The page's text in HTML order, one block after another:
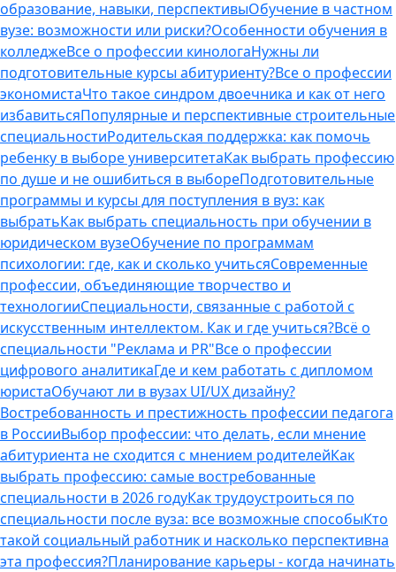
образование, навыки, перспективыОбучение в частном
вузе: возможности или риски?Особенности обучения в
колледжеВсе о профессии кинологаНужны ли
подготовительные курсы абитуриенту?Все о профессии
экономистаЧто такое синдром двоечника и как от него
избавитьсяПопулярные и перспективные строительные
специальностиРодительская поддержка: как помочь
ребенку в выборе университетаКак выбрать профессию
по душе и не ошибиться в выбореПодготовительные
программы и курсы для поступления в вуз: как
выбратьКак выбрать специальность при обучении в
юридическом вузеОбучение по программам
психологии: где, как и сколько учитьсяСовременные
профессии, объединяющие творчество и
технологииСпециальности, связанные с работой с
искусственным интеллектом. Как и где учиться?Всё о
специальности "Реклама и PR"Все о профессии
цифрового аналитикаГде и кем работать с дипломом
юристаОбучают ли в вузах UI/UX дизайну?
Востребованность и престижность профессии педагога
в РоссииВыбор профессии: что делать, если мнение
абитуриента не сходится с мнением родителейКак
выбрать профессию: самые востребованные
специальности в 2026 годуКак трудоустроиться по
специальности после вуза: все возможные способыКто
такой социальный работник и насколько перспективна
эта профессия?Планирование карьеры - когда начинать